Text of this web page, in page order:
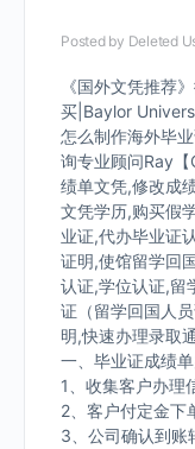
Posted by Deleted
《国外文凭推荐
买|Baylor
怎么制作海外毕
询专业顾问Ray
绩单文凭,修改成
文凭学历,购买假
业证,代办毕业证
证明,使馆留学回
认证,学位认证,留
证（留学回国人
明,快速办理录取
一、毕业证成绩单
1、收集客户办理
2、客户付定金下
3、公司确认到账